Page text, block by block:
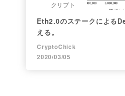
クリプト
Eth2.0のステークによる
える。
CryptoChick
2020/03/05